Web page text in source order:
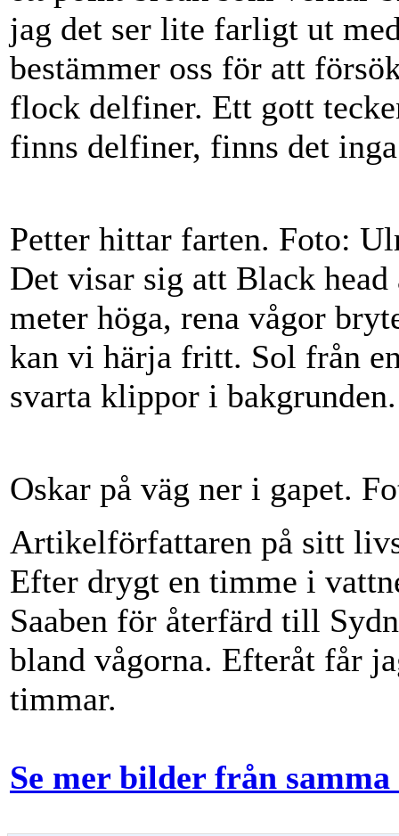
jag det ser lite farligt ut
bestämmer oss för att
flock delfiner. Ett gott
finns delfiner, finns det
Petter hittar farten. Foto:
Det visar sig att Black
meter höga, rena vågor
kan vi härja fritt. Sol från
svarta klippor i
Oskar på väg ner i gapet.
Artikelförfattaren på sitt
Efter drygt en timme i
Saaben för återfärd till
bland vågorna. Efteråt får
timmar.
Se mer bilder från